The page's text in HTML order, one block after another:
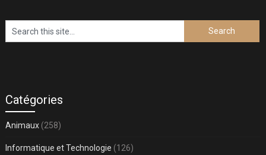
Catégories
Animaux(258)
Informatique et Technologie (126)